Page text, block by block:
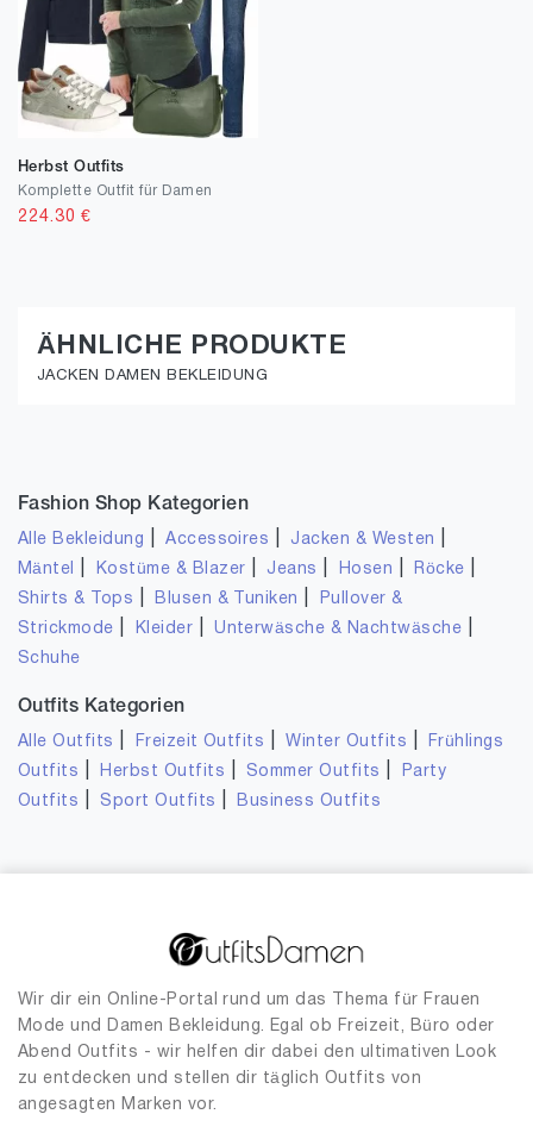
Herbst Outfits
Komplette Outfit für Damen
224.30 €
ÄHNLICHE PRODUKTE
JACKEN DAMEN BEKLEIDUNG
Fashion Shop Kategorien
Alle Bekleidung |Accessoires Jacken & Westen
Mäntel Kostüme & Blazer Jeans Hosen Röcke
Shirts & Tops Blusen & Tuniken
Pullover &
Strickmode
Kleider |Unterwäsche & Nachtwäsche
Schuhe
Outfits Kategorien
Alle Outfits Freizeit Outfits |Winter Outfits
Frühlings
Outfits
Herbst Outfits Sommer Outfits
Party
Outfits
Sport Outfits Business Outfits
Wir dir ein Online-Portal rund um das Thema für Frauen
Mode und Damen Bekleidung. Egal ob Freizeit, Büro oder
Abend Outfits - wir helfen dir dabei den ultimativen Look
zu entdecken und stellen dir täglich Outfits von
angesagten Marken vor.